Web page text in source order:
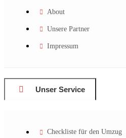
About
Unsere Partner
Impressum
Unser Service
Checkliste für den Umzug